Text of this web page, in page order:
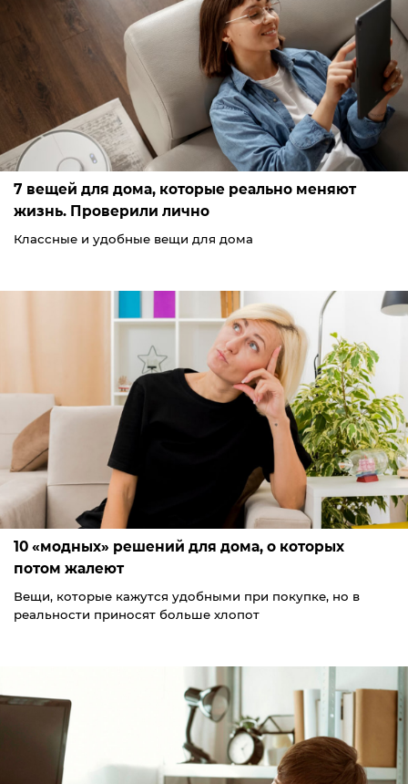
7 вещей для дома, которые реально меняют
жизнь. Проверили лично
Классные и удобные вещи для дома
10 «модных» решений для дома, о которых
потом жалеют
Вещи, которые кажутся удобными при покупке, но в
реальности приносят больше хлопот